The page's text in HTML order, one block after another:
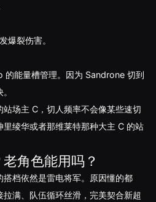
爆裂伤害。
的能量槽管理。因为 Sandrone 切到
场主 C，切人频率不会像某些速切
绫华或者那维莱特那种大主 C 的站
角色能用吗？
搭档依然是雷电将军。原因懂的都
满、队伍循环丝滑，完美契合新超